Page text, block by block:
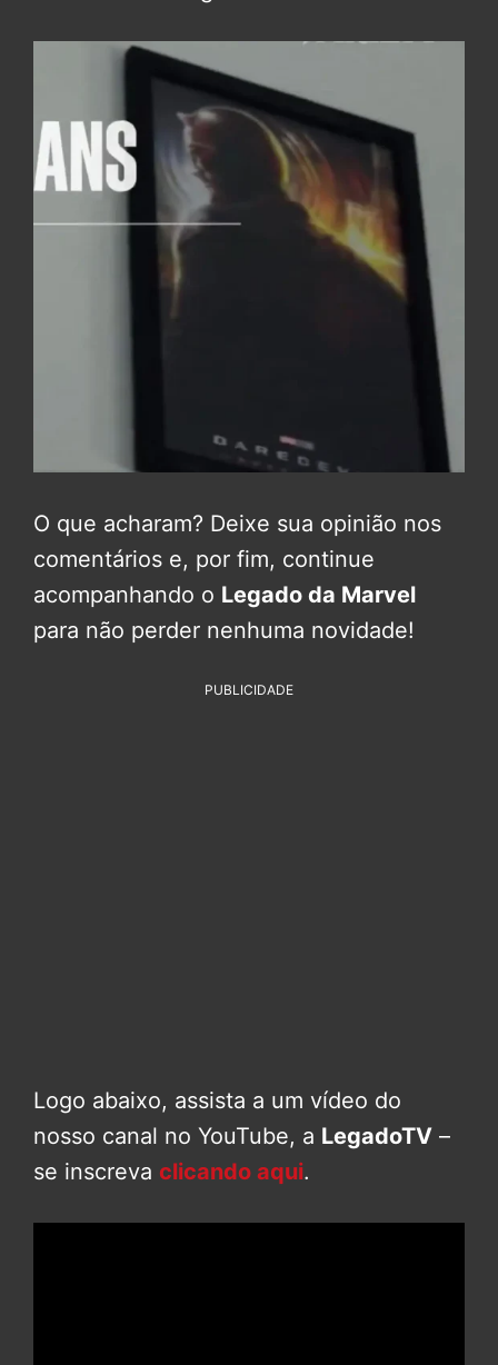
O que acharam? Deixe sua opinião nos
comentários e, por fim, continue
acompanhando o Legado da Marvel
para não perder nenhuma novidade!
PUBLICIDADE
Logo abaixo, assista a um vídeo do
nosso canal no YouTube, a LegadoTV –
se inscreva clicando aqui.